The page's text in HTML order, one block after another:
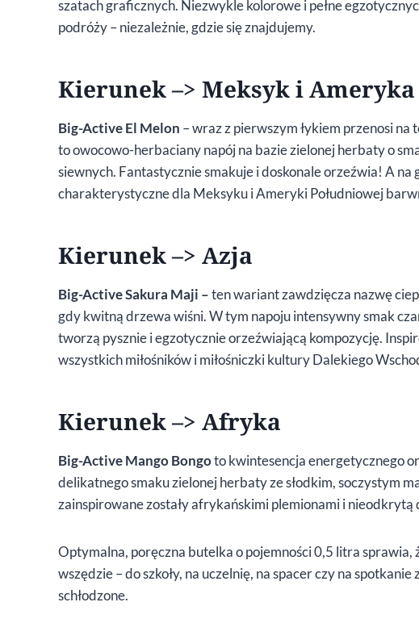
szatach graficznych. Niezwykle kolorowe i pełne
podróży – niezależnie, gdzie się znajdujemy.
Kierunek –> Meksyk i Ameryka
Big-Active El Melon – wraz z pierwszym łykiem przenosi
to owocowo-herbaciany napój na bazie zielonej herbaty o
siewnych. Fantastycznie smakuje i doskonale orzeźwia! A
charakterystyczne dla Meksyku i Ameryki Południowej
Kierunek –> Azja
Big-Active Sakura Maji –ten wariant zawdzięcza nazwę
gdy kwitną drzewa wiśni. W tym napoju intensywny smak
tworzą pysznie i egzotycznie orzeźwiającą kompozycję.
wszystkich miłośników i miłośniczki kultury Dalekiego
Kierunek –> Afryka
Big-Active Mango Bongoto kwintesencja energetycznego
delikatnego smaku zielonej herbaty ze słodkim, soczystym
zainspirowane zostały afrykańskimi plemionami i nieodkrytą
Optymalna, poręczna butelka o pojemności 0,5 litra sprawia,
wszędzie – do szkoły, na uczelnię, na spacer czy na
schłodzone.